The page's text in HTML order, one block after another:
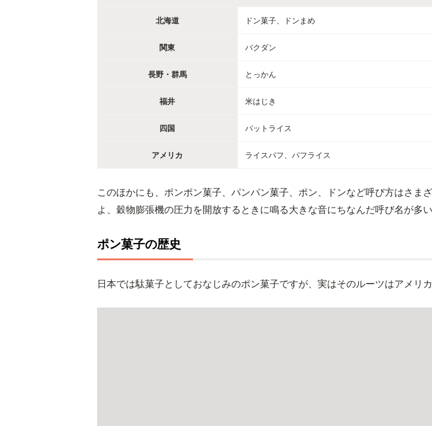
北海道 ドン菓子、ドンまめ
関東 バクダン
長野・群馬 とっかん
福井 米はじき
四国 パットライス
アメリカ ライスパフ、パフライス
このほかにも、ポンポン菓子、パンパン菓子、ポン、ドンなど呼び方はさま
よ、穀物膨張機の圧力を開放するときに鳴る大きな音にちなんだ呼び名が多い
ポン菓子の歴史
日本では駄菓子としておなじみのポン菓子ですが、実はそのルーツはアメリカ